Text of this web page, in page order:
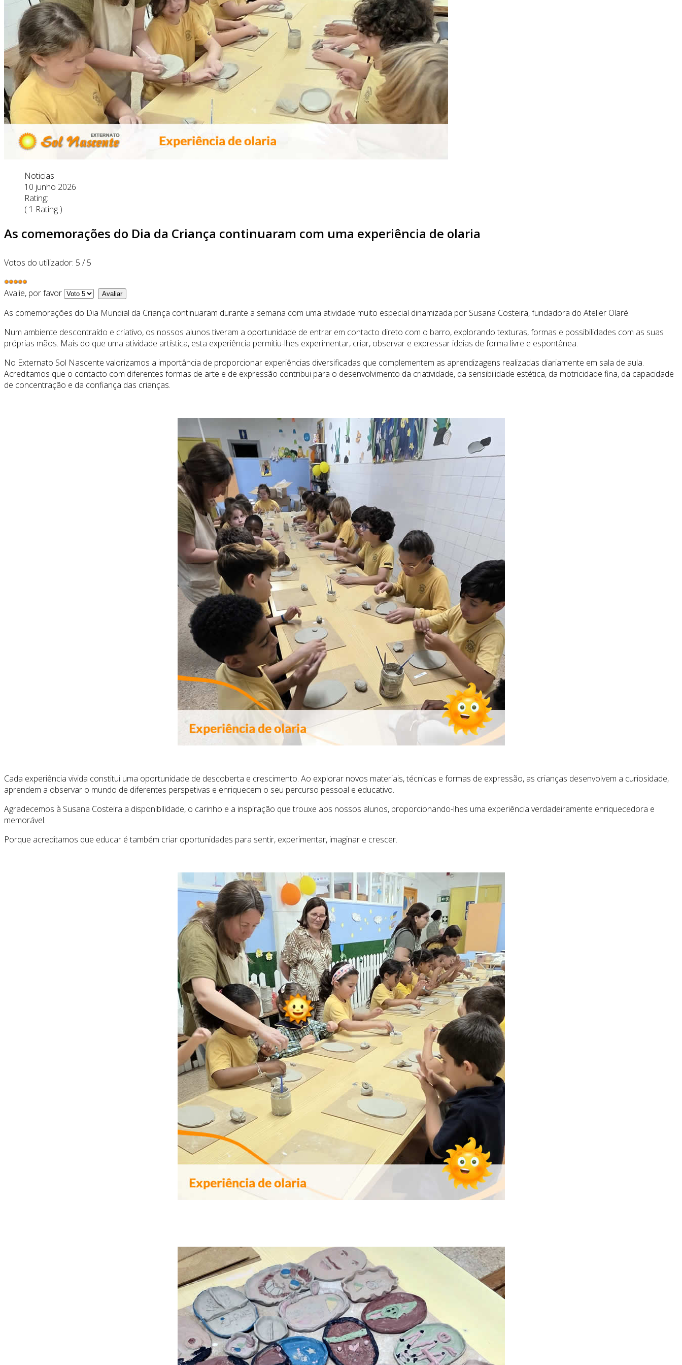
Noticias
10 junho 2026
Rating:
( 1 Rating )
As comemorações do Dia da Criança continuaram com uma experiência de olaria
Votos do utilizador: 5 /5
Avalie, por favor
As comemorações do Dia Mundial da Criança continuaram durante a semana com uma atividade muito especial dinamizada por Susana Costeira, fundadora do Atelier Olaré.
Num ambiente descontraído e criativo, os nossos alunos tiveram a oportunidade de entrar em contacto direto com o barro, explorando texturas, formas e possibilidades com as suas
próprias mãos. Mais do que uma atividade artística, esta experiência permitiu-lhes experimentar, criar, observar e expressar ideias de forma livre e espontânea.
No Externato Sol Nascente valorizamos a importância de proporcionar experiências diversificadas que complementem as aprendizagens realizadas diariamente em sala de aula.
Acreditamos que o contacto com diferentes formas de arte e de expressão contribui para o desenvolvimento da criatividade, da sensibilidade estética, da motricidade fina, da capacidade
de concentração e da confiança das crianças.
Cada experiência vivida constitui uma oportunidade de descoberta e crescimento. Ao explorar novos materiais, técnicas e formas de expressão, as crianças desenvolvem a curiosidade,
aprendem a observar o mundo de diferentes perspetivas e enriquecem o seu percurso pessoal e educativo.
Agradecemos à Susana Costeira a disponibilidade, o carinho e a inspiração que trouxe aos nossos alunos, proporcionando-lhes uma experiência verdadeiramente enriquecedora e
memorável.
Porque acreditamos que educar é também criar oportunidades para sentir, experimentar, imaginar e crescer.